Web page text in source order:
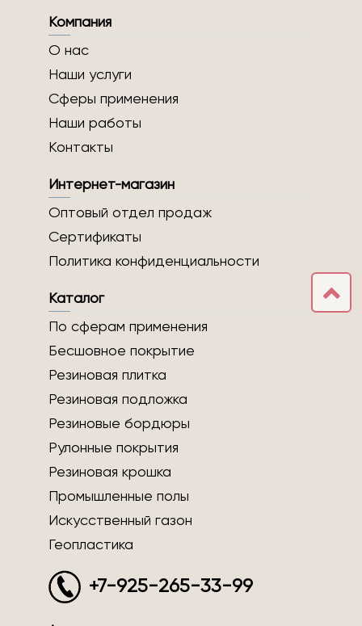
Компания
О нас
Наши услуги
Сферы применения
Наши работы
Контакты
Интернет-магазин
Оптовый отдел продаж
Сертификаты
Политика конфиденциальности
Каталог
По сферам применения
Бесшовное покрытие
Резиновая плитка
Резиновая подложка
Резиновые бордюры
Рулонные покрытия
Резиновая крошка
Промышленные полы
Искусственный газон
Геопластика
+7-925-265-33-99